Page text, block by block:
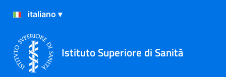
Istituto Superiore di Sanità